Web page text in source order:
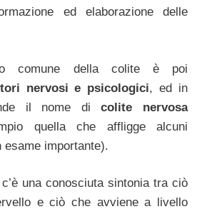
ed elaborazione delle
comune della colite è poi
nervosi e psicologici, ed in
il nome dicolite nervosa
quella che affligge alcuni
importante).
una conosciuta sintonia tra ciò
e ciò che avviene a livello